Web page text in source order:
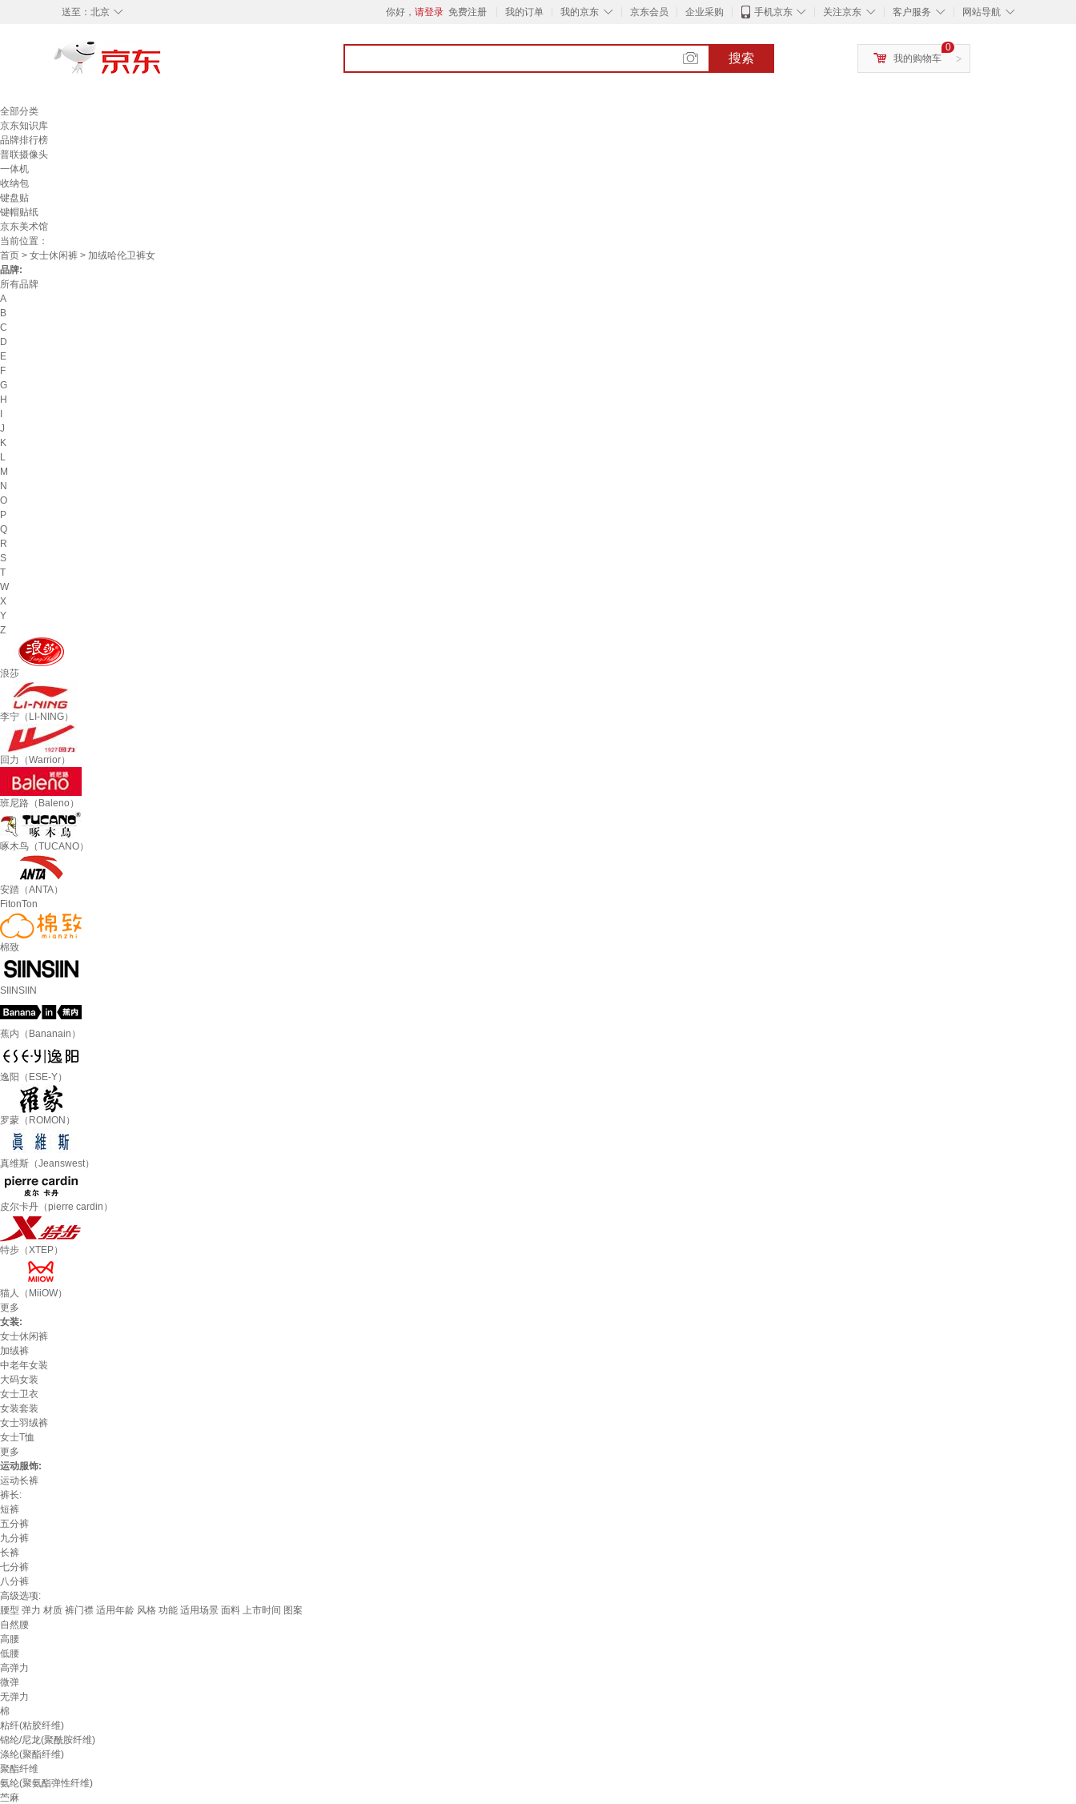
◇
送至： 北京 你好， 请登录 免费注册 我的订单 ◇
我的京东 京东会员 企业采购 ◇
手机京东 ◇
关注京东 ◇
客户服务 ◇
网站导航
搜索 >
0
我的购物车
全部分类
京东知识库
品牌排行榜
普联摄像头
一体机
收纳包
键盘贴
键帽贴纸
京东美术馆
当前位置：
首页 > 女士休闲裤 > 加绒哈伦卫裤女
品牌:
所有品牌
A
B
C
D
E
F
G
H
J
K
L
M
N
O
P
Q
R
S
T
W
X
Y
Z
浪莎
李宁（LI-NING）
回力（Warrior）
班尼路（Baleno）
啄木鸟（TUCANO）
安踏（ANTA）
FitonTon
棉致
SIINSIIN
蕉内（Bananain）
逸阳（ESE-Y）
罗蒙（ROMON）
真维斯（Jeanswest）
皮尔卡丹（pierre cardin）
特步（XTEP）
猫人（MiiOW）
更多
女装:
女士休闲裤
加绒裤
中老年女装
大码女装
女士卫衣
女装套装
女士羽绒裤
女士T恤
更多
运动服饰:
运动长裤
裤长:
短裤
五分裤
九分裤
长裤
七分裤
八分裤
高级选项:
腰型 弹力 材质 裤门襟 适用年龄 风格 功能 适用场景 面料 上市时间 图案
自然腰
高腰
低腰
高弹力
微弹
无弹力
棉
粘纤(粘胶纤维)
锦纶/尼龙(聚酰胺纤维)
涤纶(聚酯纤维)
聚酯纤维
氨纶(聚氨酯弹性纤维)
苎麻